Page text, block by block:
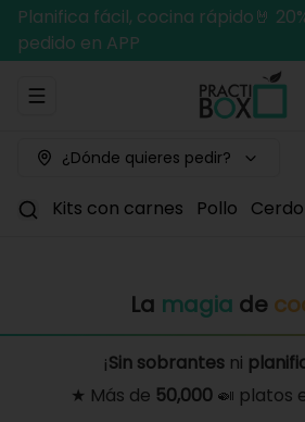
Planifica fácil, cocina rápido🤘
pedido en APP
Abrir menu de navegación
¿Dónde quieres pedir?
Kits con carnes Pollo Cerdo
La magia de
¡Sin sobrantes ni
★ Más de 50,000🍛 platos